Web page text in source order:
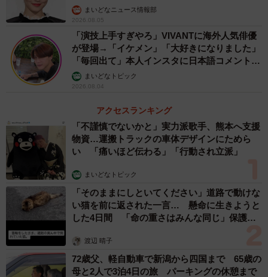
まいどなニュース情報部
2026.08.05
「演技上手すぎやろ」VIVANTに海外人気俳優
が登場→「イケメン」「大好きになりました」
「毎回出て」本人インスタに日本語コメント
続々まいどなトピック
2026.08.04
アクセスランキング
「不謹慎でないかと」実力派歌手、熊本へ支援
物資…運搬トラックの車体デザインにためら
い 「痛いほど伝わる」「行動され立派」
まいどなトピック
「そのままにしといてください」道路で動けな
い猫を前に返された一言… 懸命に生きようと
した4日間 「命の重さはみんな同じ」保護団
渡辺 晴子
72歳父、軽自動車で新潟から四国まで 65歳の
母と2人で3泊4日の旅 パーキングの休憩まで